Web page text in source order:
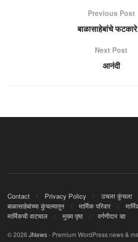
Previous Post
बाळासाहेबांचे
Next Post
आनंदी
Contact Privacy Policy उचला कुंचला
बाळासाहेबांच्या कुंचल्यातून
मार्मिक परिवार
मार्मिकची वाटचाल
मुख्य पृष्ठ वर्गणीदार व्हा
© 2026 JNews- Premium WordPress news &